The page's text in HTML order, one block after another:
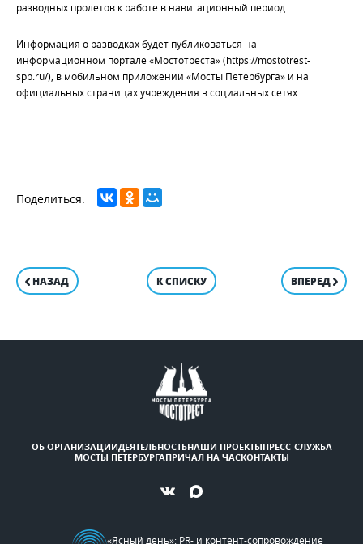
разводных пролетов к работе в навигационный период.
Информация о разводках будет публиковаться на
информационном портале «Мостотреста» (https://mostotrest-
spb.ru/), в мобильном приложении «Мосты Петербурга» и на
официальных страницах учреждения в социальных сетях.
НАЗАД К СПИСКУ ВПЕРЕД
ОБ ОРГАНИЗАЦИИДЕЯТЕЛЬНОСТЬНАШИ ПРОЕКТЫПРЕСС-СЛУЖБА
МОСТЫ ПЕТЕРБУРГАПРИЧАЛ НА ЧАСКОНТАКТЫ
«Ясный день»: PR- и контент-сопровождение